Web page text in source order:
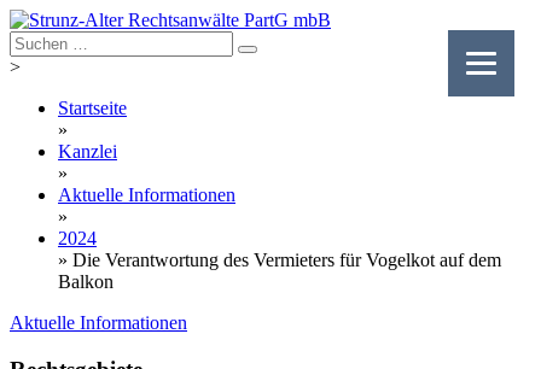
Skip
to
content
>
Startseite
»
Kanzlei
»
Aktuelle Informationen
»
2024
» Die Verantwortung des Vermieters für Vogelkot auf dem
Balkon
Aktuelle Informationen